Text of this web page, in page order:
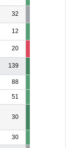
32
12
20
139
88
51
30
30